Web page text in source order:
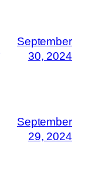
September
30, 2024
September
29, 2024